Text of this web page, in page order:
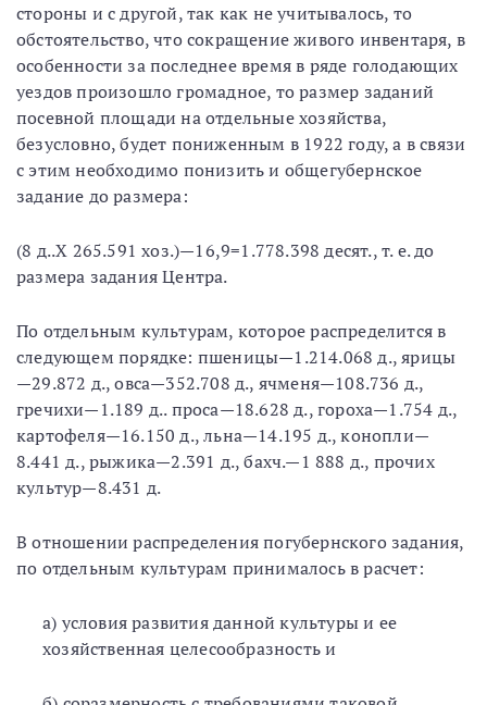
стороны и с другой, так как не учитывалось, то
обстоятельство, что сокращение живого инвентаря, в
особенности за последнее время в ряде голодающих
уездов произошло громадное, то размер заданий
посевной площади на отдельные хозяйства,
безусловно, будет пониженным в 1922 году, а в связи
с этим необходимо понизить и общегубернское
задание до размера:
(8 д..Х 265.591 хоз.)—16,9=1.778.398 десят., т. е. до
размера задания Центра.
По отдельным культурам, которое распределится в
следующем порядке: пшеницы—1.214.068 д., ярицы
—29.872 д., овса—352.708 д., ячменя—108.736 д.,
гречихи—1.189 д.. проса—18.628 д., гороха—1.754 д.,
картофеля—16.150 д., льна—14.195 д., конопли—
8.441 д., рыжика—2.391 д., бахч.—1 888 д., прочих
культур—8.431 д.
В отношении распределения погубернского задания,
по отдельным культурам принималось в расчет:
а) условия развития данной культуры и ее
хозяйственная целесообразность и